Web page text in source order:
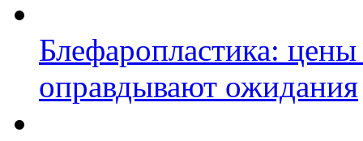
Блефаропластика:
оправдывают ожидания